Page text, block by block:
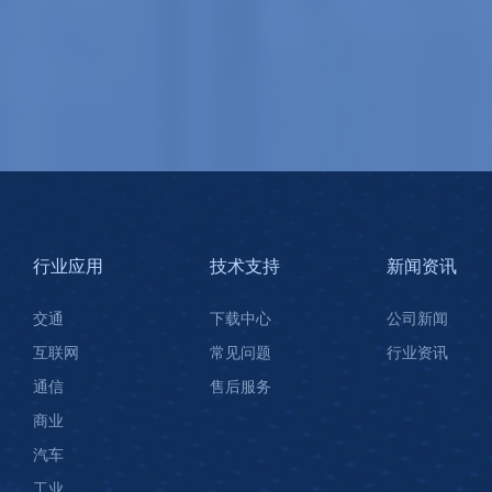
行业应用
交通
互联网
通信
商业
汽车
技术支持
下载中心
常见问题
售后服务
新闻资讯
公司新闻
行业资讯